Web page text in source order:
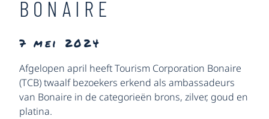
BONAIRE
7 mei 2024
Afgelopen april heeft Tourism Corporation Bonaire
(TCB) twaalf bezoekers erkend als ambassadeurs
van Bonaire in de categorieën brons, zilver, goud en
platina.